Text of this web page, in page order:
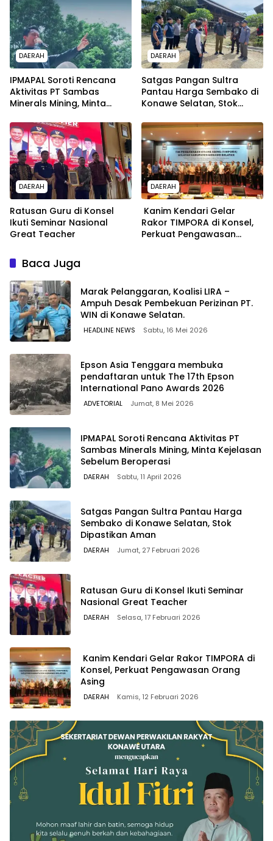
DAERAH
IPMAPAL Soroti Rencana
Aktivitas PT Sambas
Minerals Mining, Minta
Beroperasi
DAERAH
Satgas Pangan Sultra
Pantau Harga Sembako di
Konawe Selatan, Stok
DAERAH
Ratusan Guru di Konsel
Ikuti Seminar Nasional
Great Teacher
DAERAH
Kanim Kendari Gelar
Rakor TIMPORA di Konsel,
Perkuat Pengawasan
Baca Juga
Marak Pelanggaran, Koalisi LIRA –
Ampuh Desak Pembekuan Perizinan PT.
WIN di Konawe Selatan.
HEADLINE NEWS Sabtu, 16 Mei 2026
Epson Asia Tenggara membuka
pendaftaran untuk The 17th Epson
International Pano Awards 2026
ADVETORIAL Jumat, 8 Mei 2026
IPMAPAL Soroti Rencana Aktivitas PT
Sambas Minerals Mining, Minta Kejelasan
Sebelum Beroperasi
DAERAH Sabtu, 11 April 2026
Satgas Pangan Sultra Pantau Harga
Sembako di Konawe Selatan, Stok
Dipastikan Aman
DAERAH Jumat, 27 Februari 2026
Ratusan Guru di Konsel Ikuti Seminar
Nasional Great Teacher
DAERAH Selasa, 17 Februari 2026
Kanim Kendari Gelar Rakor TIMPORA di
Konsel, Perkuat Pengawasan Orang
Asing
DAERAH Kamis, 12 Februari 2026